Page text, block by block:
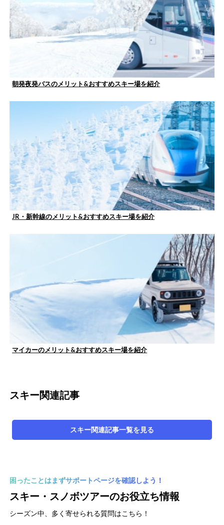
朝発夜発バスのメリット&おすすめスキー場を紹介
JR・新幹線のメリット&おすすめスキー場を紹介
マイカーのメリット&おすすめスキー場を紹介
スキー関連記事
スキー関連記事一覧を見る
困ったことはまずサポートページを確認しよう！
スキー・スノボツアーのお役立ち情報
シーズン中、多く寄せられる質問はこちら！